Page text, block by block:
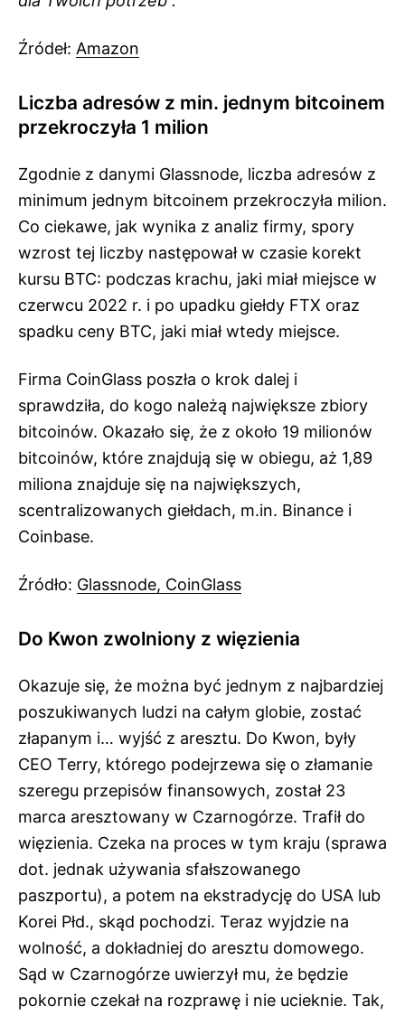
Źródeł: Amazon
Liczba adresów z min. jednym bitcoinem
przekroczyła 1 milion
Zgodnie z danymi Glassnode, liczba adresów z
minimum jednym bitcoinem przekroczyła milion.
Co ciekawe, jak wynika z analiz firmy, spory
wzrost tej liczby następował w czasie korekt
kursu BTC: podczas krachu, jaki miał miejsce w
czerwcu 2022 r. i po upadku giełdy FTX oraz
spadku ceny BTC, jaki miał wtedy miejsce.
Firma CoinGlass poszła o krok dalej i
sprawdziła, do kogo należą największe zbiory
bitcoinów. Okazało się, że z około 19 milionów
bitcoinów, które znajdują się w obiegu, aż 1,89
miliona znajduje się na największych,
scentralizowanych giełdach, m.in. Binance i
Coinbase.
Źródło: Glassnode, CoinGlass
Do Kwon zwolniony z więzienia
Okazuje się, że można być jednym z najbardziej
poszukiwanych ludzi na całym globie, zostać
złapanym i… wyjść z aresztu. Do Kwon, były
CEO Terry, którego podejrzewa się o złamanie
szeregu przepisów finansowych, został 23
marca aresztowany w Czarnogórze. Trafił do
więzienia. Czeka na proces w tym kraju (sprawa
dot. jednak używania sfałszowanego
paszportu), a potem na ekstradycję do USA lub
Korei Płd., skąd pochodzi. Teraz wyjdzie na
wolność, a dokładniej do aresztu domowego.
Sąd w Czarnogórze uwierzył mu, że będzie
pokornie czekał na rozprawę i nie ucieknie. Tak,